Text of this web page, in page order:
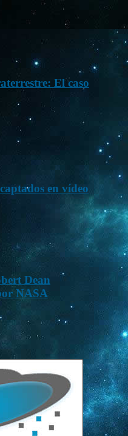
El caso
en vídeo
Dean
NASA